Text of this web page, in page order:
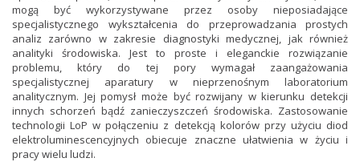
mogą być wykorzystywane przez osoby nieposiadające
specjalistycznego wykształcenia do przeprowadzania prostych
analiz zarówno w zakresie diagnostyki medycznej, jak również
analityki środowiska. Jest to proste i eleganckie rozwiązanie
problemu, który do tej pory wymagał zaangażowania
specjalistycznej aparatury w nieprzenośnym laboratorium
analitycznym. Jej pomysł może być rozwijany w kierunku detekcji
innych schorzeń bądź zanieczyszczeń środowiska. Zastosowanie
technologii LoP w połączeniu z detekcją kolorów przy użyciu diod
elektroluminescencyjnych obiecuje znaczne ułatwienia w życiu i
pracy wielu ludzi.